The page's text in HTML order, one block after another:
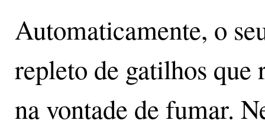
Automaticamente, o
repleto de gatilhos que
na vontade de fumar.